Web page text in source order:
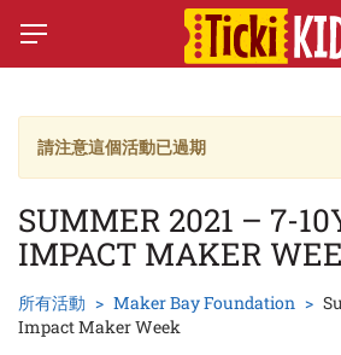
請注意這個活動已過期
SUMMER 2021 – 7-
IMPACT MAKER
所有活動 Maker Bay Foundation
Impact Maker Week